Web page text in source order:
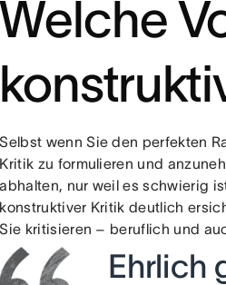
Welche
Selbst wenn Sie den perfekten
Kritik zu formulieren und
abhalten, nur weil es schwierig
konstruktiver Kritik deutlich
Sie kritisieren – beruflich und
Ehrlich